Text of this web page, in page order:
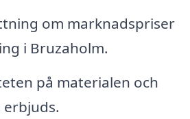
om marknadspriser
i Bruzaholm.
på materialen och